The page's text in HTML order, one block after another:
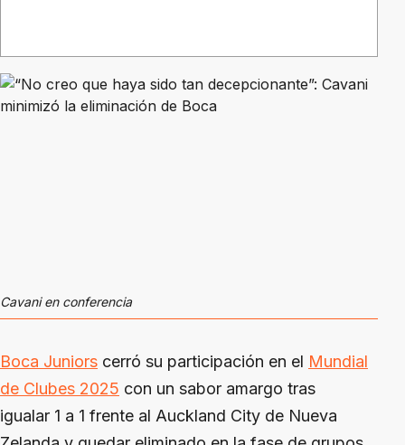
Cavani en conferencia
Boca Juniors cerró su participación en el Mundial
de Clubes 2025 con un sabor amargo tras
igualar 1 a 1 frente al Auckland City de Nueva